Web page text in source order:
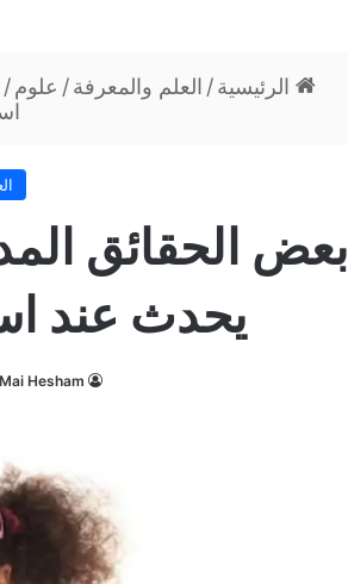
الرئيسية/ العلم والمعرفة/ علوم/
بعض الحقائق
يحدث عند
Mai Hesham